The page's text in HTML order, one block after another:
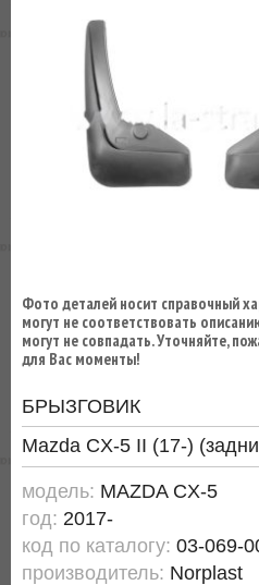
Фото деталей носит справочный
могут не соответствовать
могут не совпадать. Уточняйте,
для Вас моменты!
БРЫЗГОВИК
Mazda CX-5 II (17-)
модель: MAZDA CX-5
год: 2017-
код по каталогу: 03-069-
производитель: Norplast